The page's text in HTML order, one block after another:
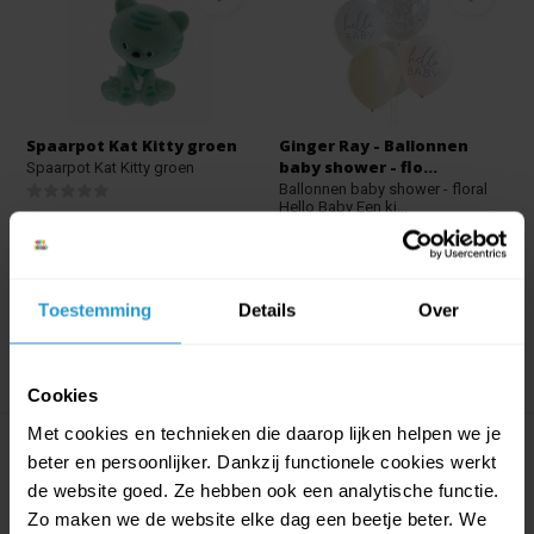
Toestemming Details Over
Cookies
Met cookies en technieken die daarop lijken helpen we je
beter en persoonlijker. Dankzij functionele cookies werkt
de website goed. Ze hebben ook een analytische functie.
Zo maken we de website elke dag een beetje beter. We
Spaarpot Kat Kitty groen
Spaarpot Kat Kitty groen
Ginger Ray - Ballonnen
baby shower - flo...
Ballonnen baby shower - floral
Hello Baby Een ki...